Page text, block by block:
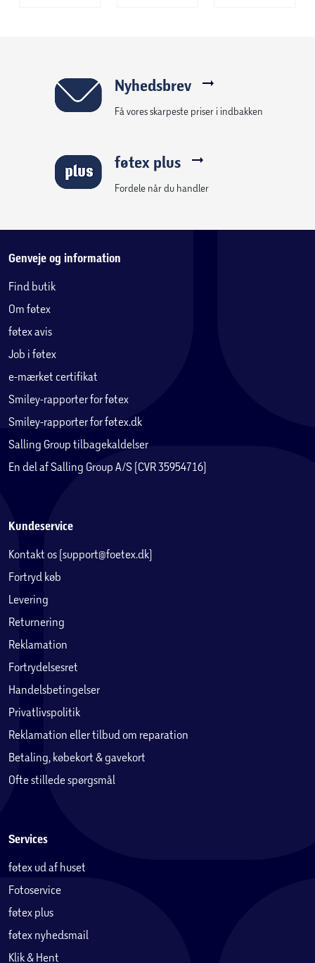
Nyhedsbrev
Få vores skarpeste priser i indbakken
føtex plus
Fordele når du handler
Genveje og information
Find butik
Om føtex
føtex avis
Job i føtex
e-mærket certifikat
Smiley-rapporter for føtex
Smiley-rapporter for føtex.dk
Salling Group tilbagekaldelser
En del af Salling Group A/S (CVR 35954716)
Kundeservice
Kontakt os (support@foetex.dk)
Fortryd køb
Levering
Returnering
Reklamation
Fortrydelsesret
Handelsbetingelser
Privatlivspolitik
Reklamation eller tilbud om reparation
Betaling, købekort & gavekort
Ofte stillede spørgsmål
Services
føtex ud af huset
Fotoservice
føtex plus
føtex nyhedsmail
Klik & Hent